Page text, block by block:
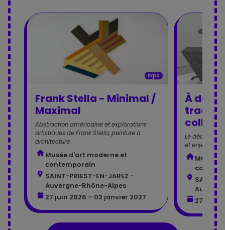
Expo
Frank Stella - Minimal /
Maximal
Abstraction américaine et explorations
artistiques de Frank Stella, peinture à
architecture.
Musée d'art moderne et
contemporain
SAINT-PRIEST-EN-JAREZ -
Auvergne-Rhône-Alpes
27 juin 2026 – 03 janvier 2027
À
traces
Le
et enjeu de
Musée
SAINT-
27 juin